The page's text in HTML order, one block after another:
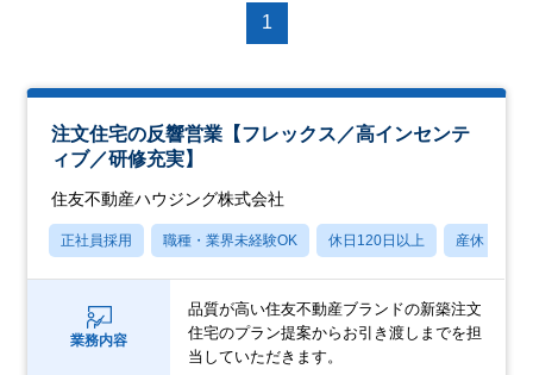
1
注文住宅の反響営業【フレックス／高インセンテ
ィブ／研修充実】
住友不動産ハウジング株式会社
正社員採用 職種・業界未経験OK 休日120日以上 産休・育休
業務内容
品質が高い住友不動産ブランドの新築注文
住宅のプラン提案からお引き渡しまでを担
当していただきます。